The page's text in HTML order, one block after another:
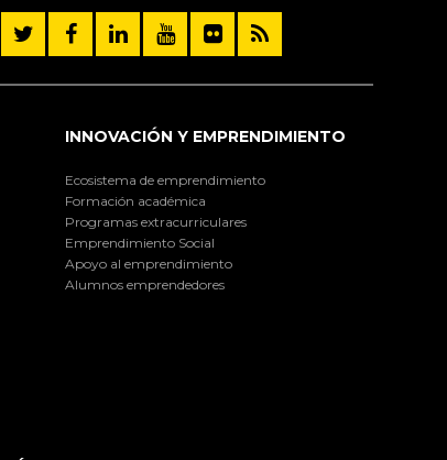
INNOVACIÓN Y EMPRENDIMIENTO
Ecosistema de emprendimiento
Formación académica
Programas extracurriculares
Emprendimiento Social
Apoyo al emprendimiento
Alumnos emprendedores